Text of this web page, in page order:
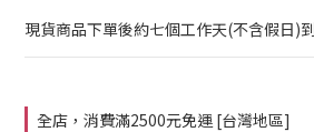
現貨商品下單後約七個工作天(不含假日)
全店，消費滿2500元免運 [台灣地區]